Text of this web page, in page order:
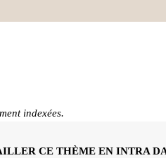
indexées.
CE THÈME EN INTRA